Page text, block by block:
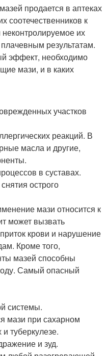
продается в аптеках
соотечественников к
их
результатам.
эффект, необходимо
мази, и в каких
участков
реакций. В
масла и другие,
в суставах.
острого
мази относится к
может вызвать
крови и нарушение
Кроме того,
мазей способны
Самый опасный
системы.
мази при сахарном
туберкулезе.
и зуд.